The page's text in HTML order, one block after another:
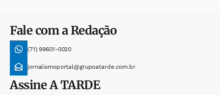
Fale com a Redação
(71) 99601-0020
jornalismoportal@grupoatarde.com.br
AssineA TARDE